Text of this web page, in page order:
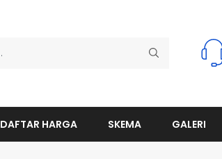
DAFTAR HARGA SKEMA GALERI